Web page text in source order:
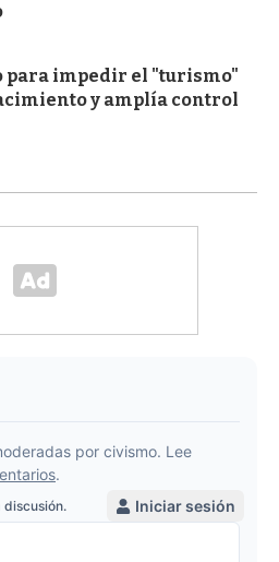
para impedir el "turismo"
y amplía control